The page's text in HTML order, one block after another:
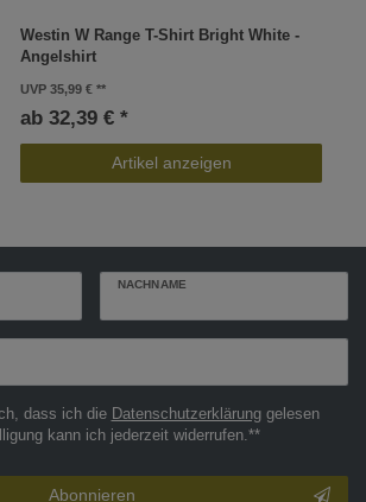
Westin W Range T-Shirt Bright White -
Angelshirt
UVP 35,99 €
ab 32,39 € *
Artikel anzeigen
NACHNAME
dass ich die Daten­schutz­erklärunggelesen
kann ich jederzeit widerrufen.**
Abonnieren